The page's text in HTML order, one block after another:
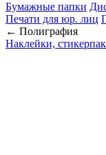
Бумажные папки
Печати для юр. лиц
← Полиграфия
Наклейки,